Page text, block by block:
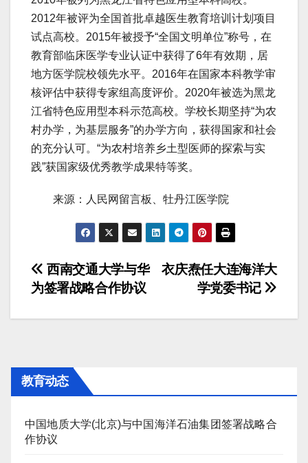
2012年被评为全国首批卓越医生教育培训计划项目
试点高校。2015年被授予“全国文明单位”称号，在
教育部临床医学专业认证中获得了6年有效期，居
地方医学院校领先水平。2016年在国家本科教学审
核评估中获得专家组高度评价。2020年被选为黑龙
江省特色应用型本科示范高校。学校长期坚持“为农
村办学，为基层服务”的办学方向，获得国家和社会
的充分认可。“为农村培养乡土型医师的探索与实
践”获国家级优秀教学成果特等奖。
来源：人民网留言板、牡丹江医学院
文
章
衣庆焘任大连海洋大
学党委书记
西南交通大学与华
为签署战略合作协议
教育动态
中国地质大学(北京)与中国海洋石油集团签署战略合
作协议